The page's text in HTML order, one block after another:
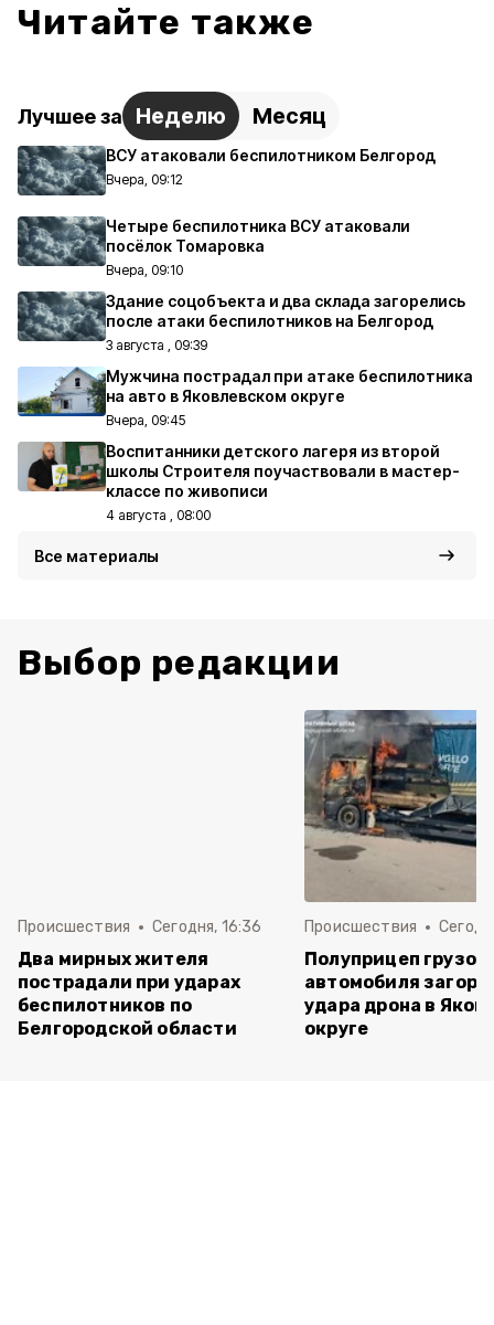
Читайте также
Лучшее за Неделю Месяц
ВСУ атаковали беспилотником Белгород
Вчера, 09:12
Четыре беспилотника ВСУ атаковали
посёлок Томаровка
Вчера, 09:10
Здание соцобъекта и два склада загорелись
после атаки беспилотников на Белгород
3 августа , 09:39
Мужчина пострадал при атаке беспилотника
на авто в Яковлевском округе
Вчера, 09:45
Воспитанники детского лагеря из второй
школы Строителя поучаствовали в мастер-
классе по живописи
4 августа , 08:00
Все материалы
Выбор редакции
Происшествия Сегодня, 16:36
Два мирных жителя
пострадали при ударах
беспилотников по
Белгородской области
Происшествия
Полуприцеп
автомобиля
удара дрона в
округе